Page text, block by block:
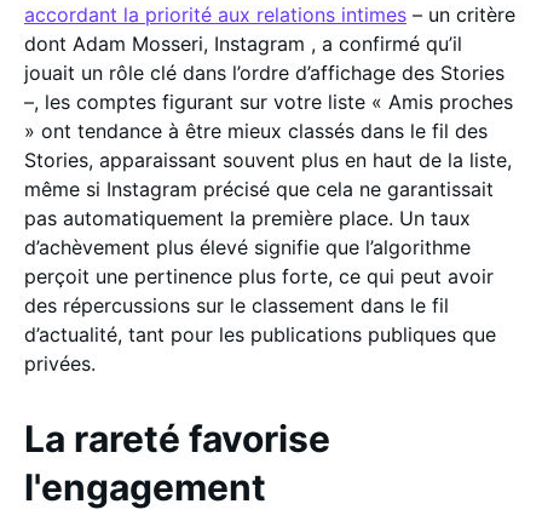
accordant la priorité aux relations intimes – un critère
dont Adam Mosseri, Instagram , a confirmé qu’il
jouait un rôle clé dans l’ordre d’affichage des Stories
–, les comptes figurant sur votre liste « Amis proches
» ont tendance à être mieux classés dans le fil des
Stories, apparaissant souvent plus en haut de la liste,
même si Instagram précisé que cela ne garantissait
pas automatiquement la première place. Un taux
d’achèvement plus élevé signifie que l’algorithme
perçoit une pertinence plus forte, ce qui peut avoir
des répercussions sur le classement dans le fil
d’actualité, tant pour les publications publiques que
privées.
La rareté favorise
l'engagement